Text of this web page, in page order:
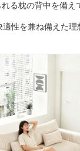
る枕の背中を備
適性を兼ね備えた